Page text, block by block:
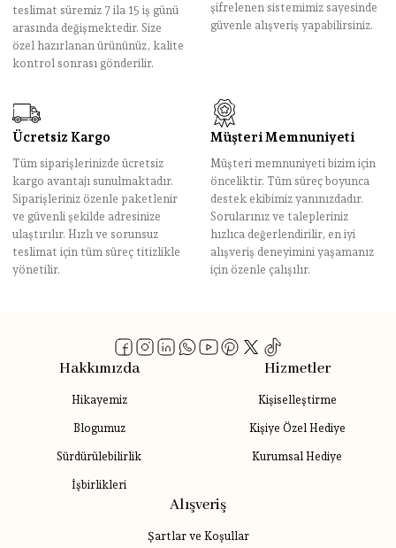
teslimat süremiz 7 ila 15 iş günü
arasında değişmektedir. Size
özel hazırlanan ürününüz, kalite
kontrol sonrası gönderilir.
şifrelenen sistemimiz sayesinde
güvenle alışveriş yapabilirsiniz.
Ücretsiz Kargo
Tüm siparişlerinizde ücretsiz
kargo avantajı sunulmaktadır.
Siparişleriniz özenle paketlenir
ve güvenli şekilde adresinize
ulaştırılır. Hızlı ve sorunsuz
teslimat için tüm süreç titizlikle
yönetilir.
Müşteri Memnuniyeti
Müşteri memnuniyeti bizim için
önceliktir. Tüm süreç boyunca
destek ekibimiz yanınızdadır.
Sorularınız ve talepleriniz
hızlıca değerlendirilir, en iyi
alışveriş deneyimini yaşamanız
için özenle çalışılır.
Hakkımızda
Hikayemiz
Blogumuz
Sürdürülebilirlik
İşbirlikleri
Hizmetler
Kişiselleştirme
Kişiye Özel Hediye
Kurumsal Hediye
Alışveriş
Şartlar ve Koşullar